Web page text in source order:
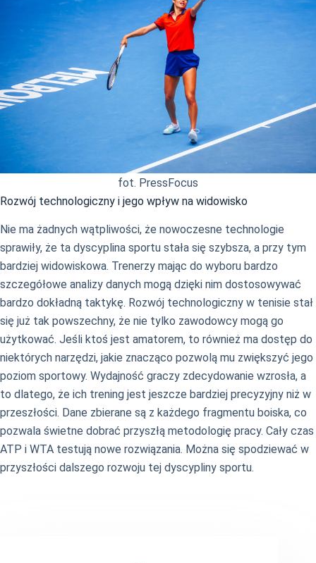
fot. PressFocus
Rozwój technologiczny i jego wpływ na widowisko
Nie ma żadnych wątpliwości, że nowoczesne technologie
sprawiły, że ta dyscyplina sportu stała się szybsza, a przy tym
bardziej widowiskowa. Trenerzy mając do wyboru bardzo
szczegółowe analizy danych mogą dzięki nim dostosowywać
bardzo dokładną taktykę. Rozwój technologiczny w tenisie stał
się już tak powszechny, że nie tylko zawodowcy mogą go
użytkować. Jeśli ktoś jest amatorem, to również ma dostęp do
niektórych narzędzi, jakie znacząco pozwolą mu zwiększyć jego
poziom sportowy. Wydajność graczy zdecydowanie wzrosła, a
to dlatego, że ich trening jest jeszcze bardziej precyzyjny niż w
przeszłości. Dane zbierane są z każdego fragmentu boiska, co
pozwala świetne dobrać przyszłą metodologię pracy. Cały czas
ATP i WTA testują nowe rozwiązania. Można się spodziewać w
przyszłości dalszego rozwoju tej dyscypliny sportu.